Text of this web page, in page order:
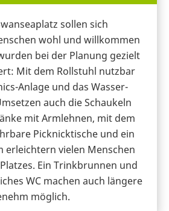
sollen sich
wohl und willkommen
bei der Planung gezielt
Mit dem Rollstuhl nutzbar
Anlage und das Wasser-
auch die Schaukeln
mit Armlehnen, mit dem
Picknicktische und ein
erleichtern vielen Menschen
Ein Trinkbrunnen und
WC machen auch längere
möglich.